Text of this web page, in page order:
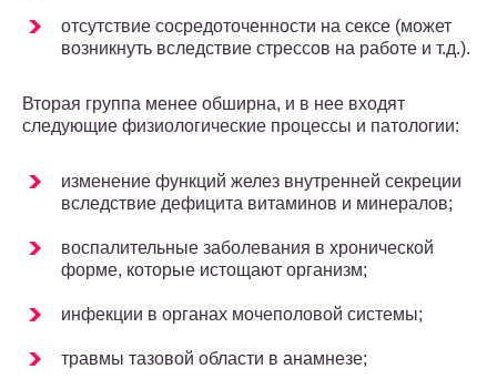
отсутствие сосредоточенности на сексе (может
возникнуть вследствие стрессов на работе и т.д.).
Вторая группа менее обширна, и в нее входят
следующие физиологические процессы и патологии:
изменение функций желез внутренней секреции
вследствие дефицита витаминов и минералов;
воспалительные заболевания в хронической
форме, которые истощают организм;
инфекции в органах мочеполовой системы;
травмы тазовой области в анамнезе;